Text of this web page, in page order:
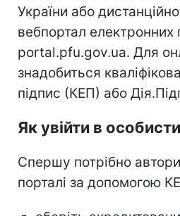
України або
вебпортал
portal.pfu.gov.ua. Для
знадобиться
підпис (КЕП) або
Як увійти в
Спершу потрібно
порталі за допомогою